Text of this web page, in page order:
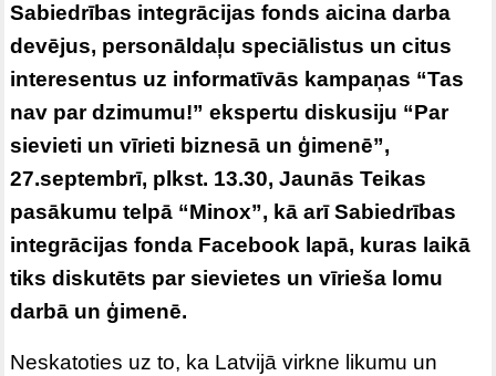
Sabiedrības integrācijas fonds aicina darba
devējus, personāldaļu speciālistus un citus
interesentus uz informatīvās kampaņas “Tas
nav par dzimumu!” ekspertu diskusiju “Par
sievieti un vīrieti biznesā un ģimenē”,
27.septembrī, plkst. 13.30, Jaunās Teikas
pasākumu telpā “Minox”, kā arī Sabiedrības
integrācijas fonda Facebook lapā, kuras laikā
tiks diskutēts par sievietes un vīrieša lomu
darbā un ģimenē.
Neskatoties uz to, ka Latvijā virkne likumu un